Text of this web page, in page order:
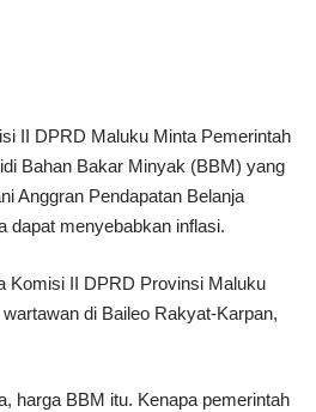
II DPRD Maluku Minta Pemerintah
Bahan Bakar Minyak (BBM) yang
Anggran Pendapatan Belanja
dapat menyebabkan inflasi.
Komisi II DPRD Provinsi Maluku
di Baileo Rakyat-Karpan,
harga BBM itu. Kenapa pemerintah